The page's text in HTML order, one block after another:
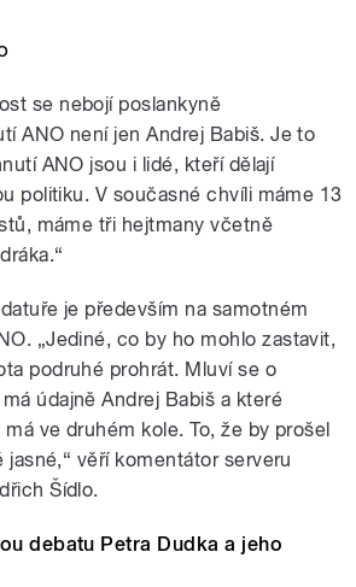
se nebojí poslankyně
ANO není jen Andrej Babiš. Je to
ANO jsou i lidé, kteří dělají
politiku. V současné chvíli máme 13
máme tři hejtmany včetně
je především na samotném
„Jediné, co by ho mohlo zastavit,
podruhé prohrát. Mluví se o
údajně Andrej Babiš a které
ve druhém kole. To, že by prošel
věří komentátor serveru
Šídlo.
debatu Petra Dudka a jeho